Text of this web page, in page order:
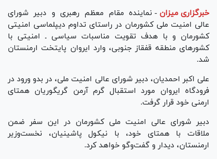
خبرگزاری میزان - نماینده مقام معظم رهبری و دبیر شورای
عالی امنیت ملی کشورمان در راستای تداوم دیپلماسی امنیتی
کشورمان و با هدف تقویت مناسبات سیاسی ـ امنیتی با
کشور‌های منطقه قفقاز جنوبی، وارد ایروان پایتخت ارمنستان
شد.
علی اکبر احمدیان، دبیر شورای عالی امنیت ملی، در بدو ورود در
فرودگاه ایروان مورد استقبال گرم آرمن گریگوریان همتای
ارمنی خود قرار گرفت.
دبیر شورای عالی امنیت ملی کشورمان در این سفر ضمن
ملاقات با همتای خود، با نیکول پاشینیان، نخست‌وزیر
ارمنستان، دیدار و گفت‌و‌گو خواهد کرد.